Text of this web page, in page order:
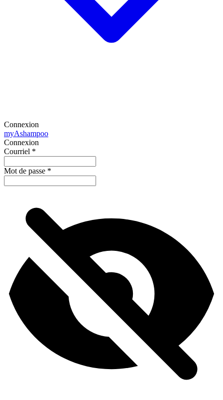
Connexion
myAshampoo
Connexion
Courriel *
Mot de passe *